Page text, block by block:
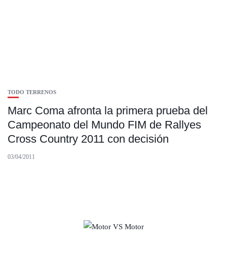
TODO TERRENOS
Marc Coma afronta la primera prueba del
Campeonato del Mundo FIM de Rallyes
Cross Country 2011 con decisión
03/04/2011